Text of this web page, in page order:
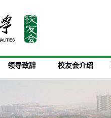
领导致辞 校友会介绍